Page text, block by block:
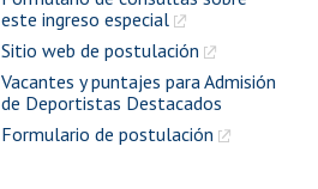
este ingreso especial
Sitio web de postulación
Vacantes y puntajes para Admisión
de Deportistas Destacados
Formulario de postulación